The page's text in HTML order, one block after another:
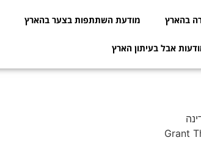
בהארץ מודעת השתתפות בצער בהארץ
אבל בעיתון הארץ